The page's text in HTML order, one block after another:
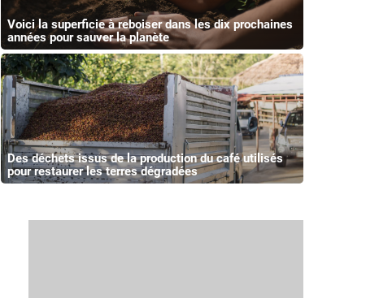
Voici la superficie à reboiser dans les dix prochaines
années pour sauver la planète
Des déchets issus de la production du café utilisés
pour restaurer les terres dégradées